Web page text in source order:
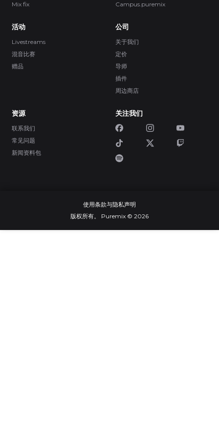
Mix fix
Campus.puremix
活动
Livestreams
混音比赛
赠品
公司
关于我们
定价
导师
插件
周边商店
资源
联系我们
常见问题
新闻资料包
关注我们
使用条款与隐私声明
版权所有。 Puremix © 2026